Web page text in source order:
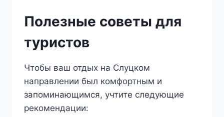
Полезные советы для
туристов
Чтобы ваш отдых на Слуцком
направлении был комфортным и
запоминающимся, учтите следующие
рекомендации: